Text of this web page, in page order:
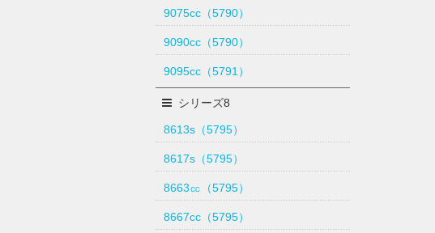
9075cc（5790）
9090cc（5790）
9095cc（5791）
シリーズ8
8613s（5795）
8617s（5795）
8663㏄（5795）
8667cc（5795）